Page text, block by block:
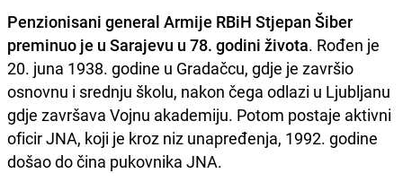
Penzionisani general Armije RBiH Stjepan Šiber
preminuo je u Sarajevu u 78. godini života. Rođen je
20. juna 1938. godine u Gradačcu, gdje je završio
osnovnu i srednju školu, nakon čega odlazi u Ljubljanu
gdje završava Vojnu akademiju. Potom postaje aktivni
oficir JNA, koji je kroz niz unapređenja, 1992. godine
došao do čina pukovnika JNA.